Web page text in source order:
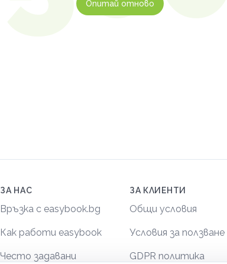
Опитай отново
ЗА НАС
Връзка с easybook.bg
Как работи easybook
Често задавани
ЗА КЛИЕНТИ
Общи условия
Условия за ползване
GDPR политика